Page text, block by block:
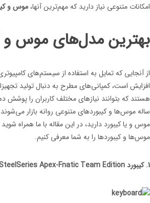
امکانات متنوعی نیاز دارید که مهم‌ترین آنها،موس و
بهترین مدل‌های موس و
از آنجایی که تمایل به استفاده از سیستم‌های
افزایش است، کمپانی‌های مطرح به دنبال تولید
هستند که بتوانند نیازهای مختلف کاربران را پوشش
ساله موس‌ها و کیبوردهای متنوعی روانه بازار
موس و یا کیبورد دارید، در این مقاله با ما همراه
موس‌ها و کیبوردها را به شما معرفی کنیم.
1. کیبورد SteelSeries Apex-Fnatic Team Edition